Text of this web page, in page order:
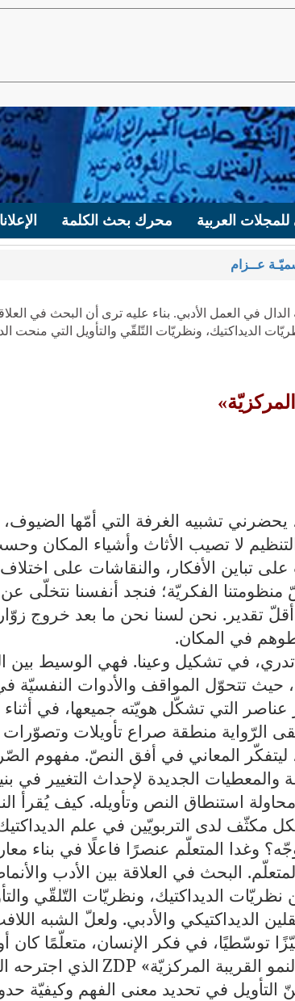
العربية محرك بحث الكلمة
عــزام
في العمل الأدبي. بناء عليه ترى أن البحث في
الديداكتيك، ونظريّات التّلقّي والتأويل التي منحت
تشبيه الغرفة التي أمّها الضيوف،
لا تصيب الأثاث وأشياء المكان
على تباين الأفكار، والنقاشات على
منظومتنا الفكريّة؛ فنجد أنفسنا
تقدير. نحن لسنا نحن ما بعد خروج
في المكان.
في تشكيل وعينا. فهي الوسيط بين
حيث تتحوّل المواقف والأدوات النفسيّة
التي تشكّل هويّته جميعها، في أثناء
الرّواية منطقة صراع تأويلات
ليتفكّر المعاني في أفق النصّ. مفهوم
والمعطيات الجديدة لإحداث التغيير في
استنطاق النص وتأويله. كيف يُقرأ
مكثّف لدى التربويّين في علم
وغدا المتعلّم عنصرًا فاعلًا في بناء
البحث في العلاقة بين الأدب
نظريّات الديداكتيك، ونظريّات التّلقّي
الديداكتيكي والأدبي. ولعلّ الشبه
توسّطيًا، في فكر الإنسان، متعلّمًا كان
القريبة المركزيّة» ZDP الذي اجترحه
(1896-1934)، وفنّ التأويل في تحديد معنى الفهم